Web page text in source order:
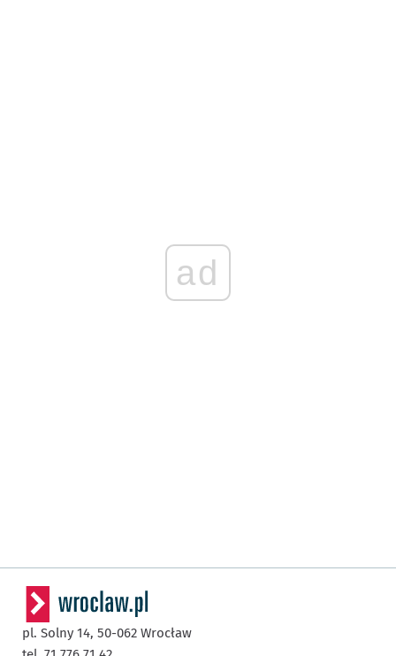
ad
pl. Solny 14, 50-062 Wrocław